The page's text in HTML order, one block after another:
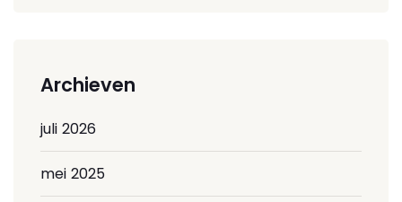
Archieven
juli 2026
mei 2025